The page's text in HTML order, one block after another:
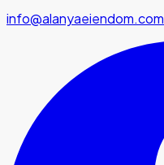
info@alanyaeiendom.com